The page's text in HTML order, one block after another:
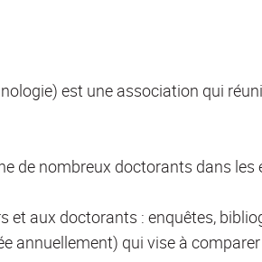
est une association qui
de nombreux doctorants dans les
aux doctorants : enquêtes,
annuellement) qui vise à